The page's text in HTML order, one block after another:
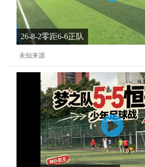
26-8-2零距6-6正队
未知来源